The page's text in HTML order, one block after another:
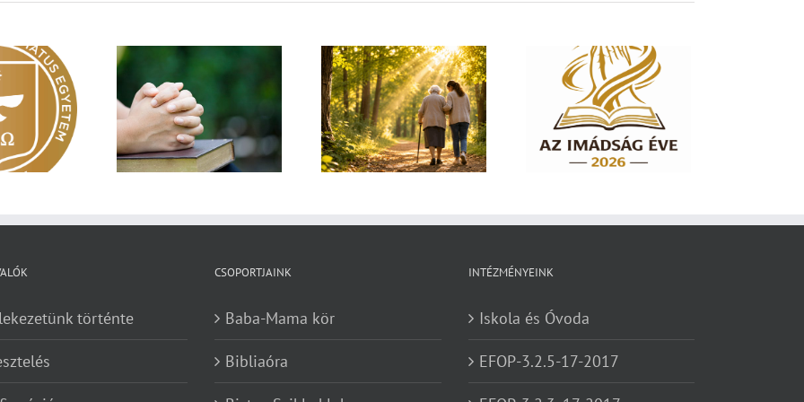
üzenet –
Zsoltárok 149
Egy fa kidől, messze
hangzik. Nő az erdő, ki
hallja? – Diakónusok
vasárnapja – II. rész
Imádság éve 2026 – El
nem hagylak téged
történte
CSOPORTJAINK
Baba-Mama kör
Bibliaóra
INTÉZMÉNYEINK
Iskola és Óvoda
EFOP-3.2.5-17-2017